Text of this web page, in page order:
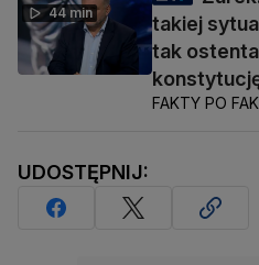
44 min
takiej
tak
FAKTY PO
UDOSTĘPNIJ: